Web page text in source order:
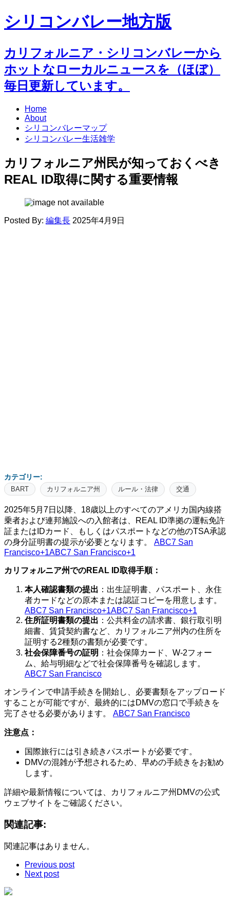
シリコンバレー地方版
カリフォルニア・シリコンバレーから
ホットなローカルニュースを（ほぼ）
毎日更新しています。
Home
About
シリコンバレーマップ
シリコンバレー生活雑学
カリフォルニア州民が知っておくべき
REAL ID取得に関する重要情報
Posted By: 編集長 2025年4月9日
カテゴリー:
BART カリフォルニア州 ルール・法律 交通
2025年5月7日以降、18歳以上のすべてのアメリカ国内線搭
乗者および連邦施設への入館者は、REAL ID準拠の運転免許
証またはIDカード、もしくはパスポートなどの他のTSA承認
の身分証明書の提示が必要となります。 ​ ABC7 San
Francisco+1ABC7 San Francisco+1
カリフォルニア州でのREAL ID取得手順：
本人確認書類の提出 ：​出生証明書、パスポート、永住
者カードなどの原本または認証コピーを用意します。​
ABC7 San Francisco+1ABC7 San Francisco+1
住所証明書類の提出 ：​公共料金の請求書、銀行取引明
細書、賃貸契約書など、カリフォルニア州内の住所を
証明する2種類の書類が必要です。​
社会保障番号の証明 ：​社会保障カード、W-2フォー
ム、給与明細などで社会保障番号を確認します。​
ABC7 San Francisco
オンラインで申請手続きを開始し、必要書類をアップロード
することが可能ですが、最終的にはDMVの窓口で手続きを
完了させる必要があります。 ​ ABC7 San Francisco
注意点：
国際旅行には引き続きパスポートが必要です。​
DMVの混雑が予想されるため、早めの手続きをお勧め
します。 ​
詳細や最新情報については、カリフォルニア州DMVの公式
ウェブサイトをご確認ください。
関連記事:
関連記事はありません。
Previous post
Next post